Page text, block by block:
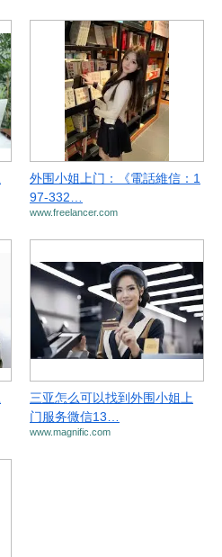
外围小姐上门：《電話維信：1
97-332…
www.freelancer.com
三亚怎么可以找到外围小姐上
门服务微信13…
www.magnific.com